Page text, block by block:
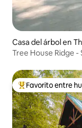
Casa del árbol en
Tree House Ridge
De los mejores en
Favorito entre